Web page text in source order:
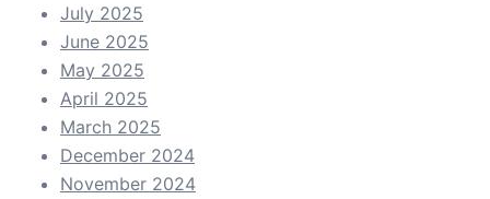
July 2025
June 2025
May 2025
April 2025
March 2025
December 2024
November 2024